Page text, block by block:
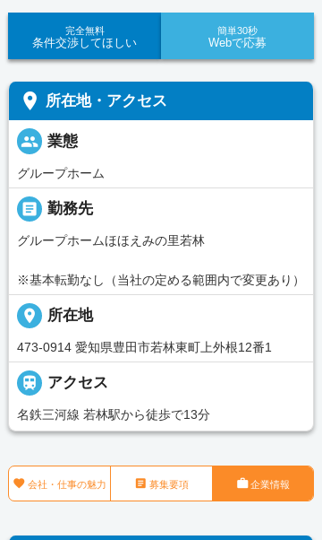
完全無料
条件交渉してほしい
簡単30秒
Webで応募
place 所在地・アクセス
people 業態
グループホーム
_pin
勤務先
グループホームほほえみの里若林
※基本転勤なし（当社の定める範囲内で変更あり）
place 所在地
473-0914 愛知県豊田市若林東町上外根12番1
 アクセス
名鉄三河線 若林駅から徒歩で13分
 会社・仕事の魅力  募集要項 企業情報